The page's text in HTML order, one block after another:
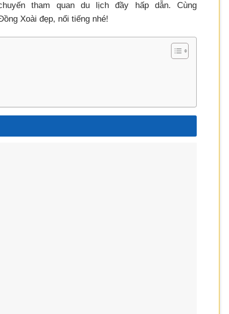
tham quan du lịch đầy hấp dẫn. Cùng
Xoài đẹp, nổi tiếng nhé!